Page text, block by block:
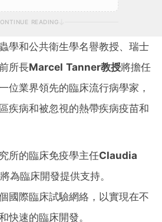
READING
學和公共衛生學名譽教授、瑞士
所長Marcel Tanner教授將擔任
位業界領先的臨床流行病學家，
疾病和被忽視的熱帶疾病疫苗和
所的臨床免疫學主任Claudia
將為臨床開發提供支持。
國際臨床試驗網絡，以實現在不
快速的臨床開發。